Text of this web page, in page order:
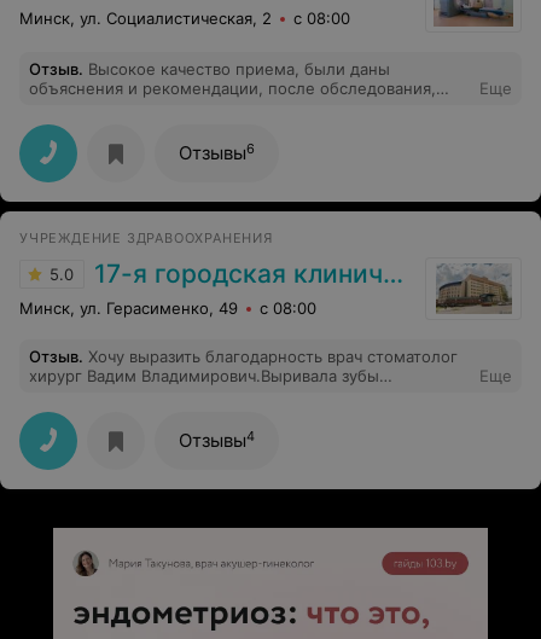
Минск, ул. Социалистическая, 2 с 08:00
Отзыв. Высокое качество приема, были даны
объяснения и рекомендации, после обследования,
лечение.
Еще
Отзывы6
УЧРЕЖДЕНИЕ ЗДРАВООХРАНЕНИЯ
5.0 17-я городская клиническая поликлиника
Минск, ул. Герасименко, 49 с 08:00
Отзыв. Хочу выразить благодарность врач стоматолог
хирург Вадим Владимирович.Выривала зубы
вежливый грамотный специалист хоть и молодой
Еще
Отзывы4